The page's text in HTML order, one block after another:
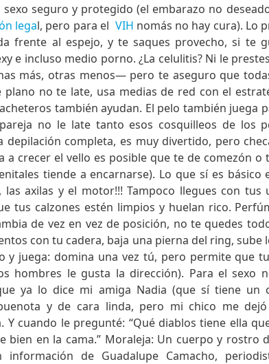
seguro y protegido (el embarazo no
legal, pero para el VIH nomás no hay cura). Lo
frente al espejo, y te saques provecho, si te
e incluso medio porno. ¿La celulitis? Ni le
más, otras menos— pero te aseguro que
plano no te late, usa medias de red con el
también ayudan. El pelo también juega
no le late tanto esos cosquilleos de los
completa, es muy divertido, pero
a crecer el vello es posible que te de comezón o
tiende a encarnarse). Lo que sí es básico
las axilas y el motor!!! Tampoco llegues con tus
tus calzones estén limpios y huelan rico.
de vez en vez de posición, no te quedes
con tu cadera, baja una pierna del ring, sube
y juega: domina una vez tú, pero permite que
hombres le gusta la dirección). Para el sexo
ya lo dice mi amiga Nadia (que sí tiene un
y de cara linda, pero mi chico me
Y cuando le pregunté: “Qué diablos tiene ella
bien en la cama.” Moraleja: Un cuerpo y rostro
información de Guadalupe Camacho,